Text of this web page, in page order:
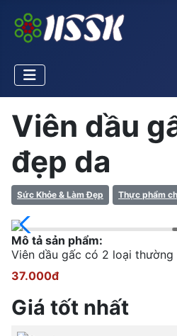
Viên dầu
đẹp da
Sức Khỏe & Làm Đẹp Thực phẩm
Mô tả sản phẩm:
Viên dầu gấc có 2 loại
37.000đ
Giá tốt nhất